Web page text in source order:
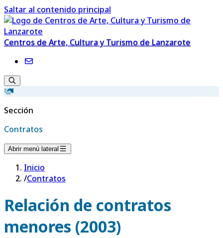
Saltar al contenido principal
Centros de Arte, Cultura y Turismo de Lanzarote
Sección
Contratos
Abrir menú lateral
Inicio
/Contratos
Relación de contratos
menores (2003)